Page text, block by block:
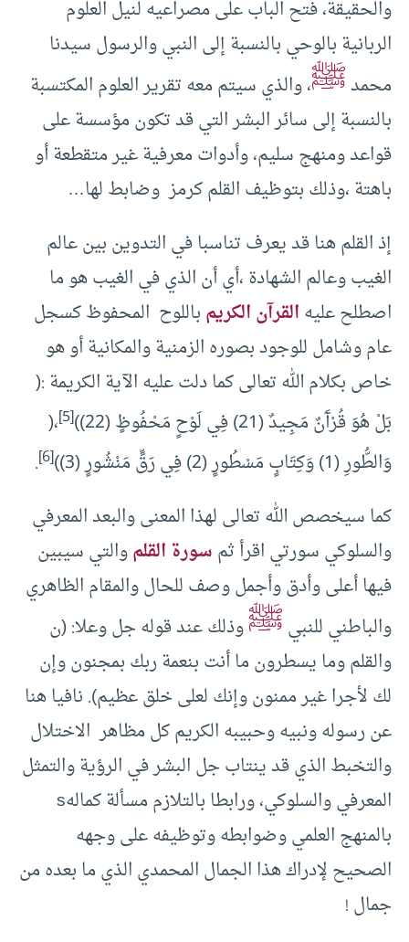
والحقيقة، فتح الباب على مصراعيه لنيل العلوم
الربانية بالوحي بالنسبة إلى النبي والرسول سيدنا
محمدﷺ، والذي سيتم معه تقرير العلوم المكتسبة
بالنسبة إلى سائر البشر التي قد تكون مؤسسة على
قواعد ومنهج سليم، وأدوات معرفية غير متقطعة أو
باهتة ،وذلك بتوظيف القلم كرمز وضابط لها…
إذ القلم هنا قد يعرف تناسبا في التدوين بين عالم
الغيب وعالم الشهادة ،أي أن الذي في الغيب هو ما
اصطلح عليهالقرآن الكريمباللوح المحفوظ كسجل
عام وشامل للوجود بصوره الزمنية والمكانية أو هو
خاص بكلام الله تعالى كما دلت عليه الآية الكريمة :(
بَلْ هُوَ قُرْآَنٌ مَجِيدٌ (21) فِي لَوْحٍ مَحْفُوظٍ (22))
[5] ،(
وَالطُّورِ (1) وَكِتَابٍ مَسْطُورٍ (2) فِي رَقٍّ مَنْشُورٍ (3))
[6]
.
كما سيخصص الله تعالى لهذا المعنى والبعد المعرفي
والسلوكي سورتي اقرأ ثمسورة القلموالتي سيبين
فيها أعلى وأدق وأجمل وصف للحال والمقام الظاهري
والباطني للنبيﷺوذلك عند قوله جل وعلا: (ن
والقلم وما يسطرون ما أنت بنعمة ربك بمجنون وإن
لك لأجرا غير ممنون وإنك لعلى خلق عظيم). نافيا هنا
عن رسوله ونبيه وحبيبه الكريم كل مظاهر الاختلال
والتخبط الذي قد ينتاب جل البشر في الرؤية والتمثل
المعرفي والسلوكي، ورابطا بالتلازم مسألة كمالهs
بالمنهج العلمي وضوابطه وتوظيفه على وجهه
الصحيح لإدراك هذا الجمال المحمدي الذي ما بعده من
جمال !